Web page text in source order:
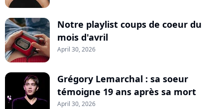
Notre playlist coups de coeur du
mois d'avril
April 30, 2026
Grégory Lemarchal : sa soeur
témoigne 19 ans après sa mort
April 30, 2026